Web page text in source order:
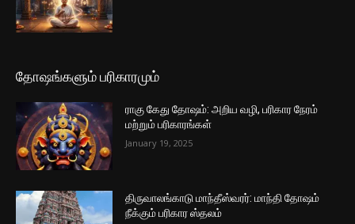
தோஷங்களும் பரிகாரமும்
ராகு கேது தோஷம்: அறிய வழி, பரிகார நேரம்
மற்றும் பரிகாரங்கள்
January 19, 2025
திருவாலங்காடு மாந்தீஸ்வரர்: மாந்தி தோஷம்
நீக்கும் பரிகார ஸ்தலம்